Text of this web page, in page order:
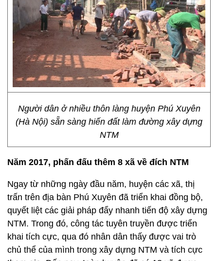
Người dân ở nhiều thôn làng huyện Phú Xuyên
(Hà Nội) sẵn sàng hiến đất làm đường xây dựng
NTM
Năm 2017, phấn đấu thêm 8 xã về đích NTM
Ngay từ những ngày đầu năm, huyện các xã, thị
trấn trên địa bàn Phú Xuyên đã triển khai đồng bộ,
quyết liệt các giải pháp đẩy nhanh tiến độ xây dựng
NTM. Trong đó, công tác tuyên truyền được triển
khai tích cực, qua đó nhân dân thấy được vai trò
chủ thể của mình trong xây dựng NTM và tích cực